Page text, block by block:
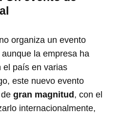
organiza un evento
aunque la empresa ha
el país en varias
este nuevo evento
degran magnitud, con el
internacionalmente,